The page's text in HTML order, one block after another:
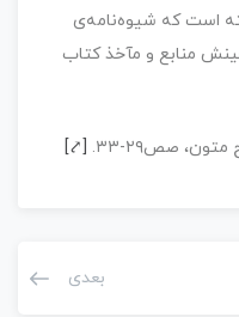
است که شیوه‌نامه‌ی
منابع و مآخذ کتاب
صص۲۹-۳۳. [⤤]
بعدی